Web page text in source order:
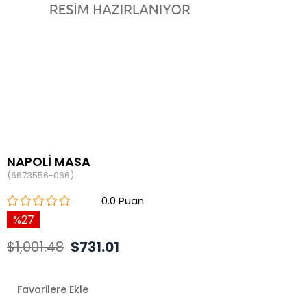
NAPOLİ MASA
(6673556-066)
0.0
27
$1,001.48 $731.01
Favorilere Ekle